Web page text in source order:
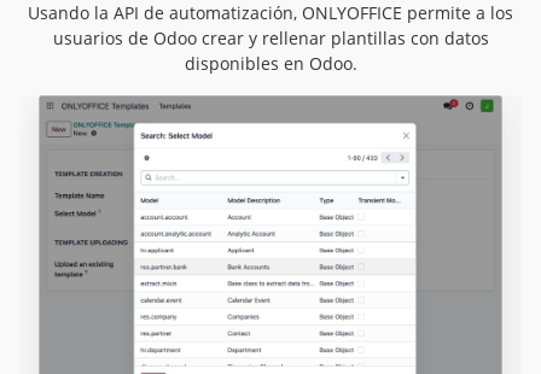
Usando la API de automatización, ONLYOFFICE permite a los
usuarios de Odoo crear y rellenar plantillas con datos
disponibles en Odoo.